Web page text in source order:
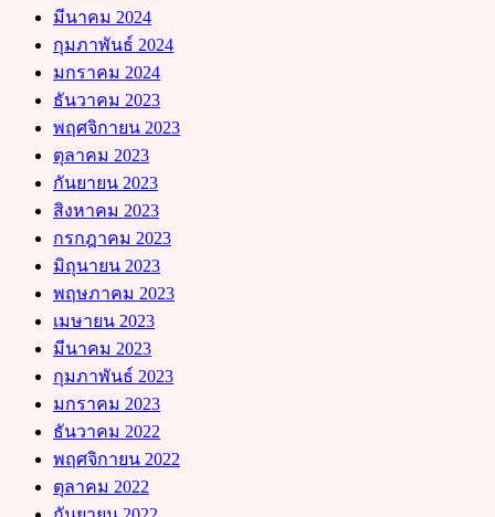
มีนาคม 2024
กุมภาพันธ์ 2024
มกราคม 2024
ธันวาคม 2023
พฤศจิกายน 2023
ตุลาคม 2023
กันยายน 2023
สิงหาคม 2023
กรกฎาคม 2023
มิถุนายน 2023
พฤษภาคม 2023
เมษายน 2023
มีนาคม 2023
กุมภาพันธ์ 2023
มกราคม 2023
ธันวาคม 2022
พฤศจิกายน 2022
ตุลาคม 2022